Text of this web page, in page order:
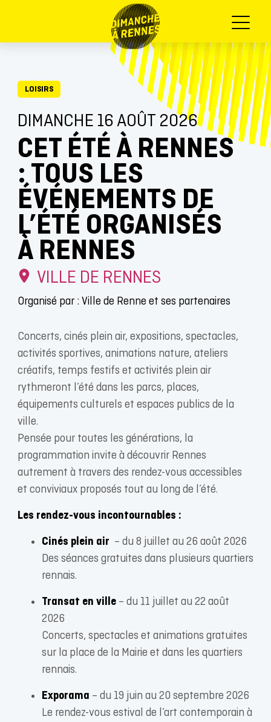
Menu
LOISIRS
DIMANCHE 16 AOÛT 2026
CET ÉTÉ À RENNES
: TOUS LES
ÉVÉNEMENTS DE
L’ÉTÉ ORGANISÉS
À RENNES
VILLE DE RENNES
Organisé par : Ville de Renne et ses partenaires
Concerts, cinés plein air, expositions, spectacles,
activités sportives, animations nature, ateliers
créatifs, temps festifs et activités plein air
rythmeront l’été dans les parcs, places,
équipements culturels et espaces publics de la
ville.
Pensée pour toutes les générations, la
programmation invite à découvrir Rennes
autrement à travers des rendez-vous accessibles
et conviviaux proposés tout au long de l’été.
Les rendez-vous incontournables :
Cinés plein air – du 8 juillet au 26 août 2026
Des séances gratuites dans plusieurs quartiers
rennais.
Transat en ville– du 11 juillet au 22 août
2026
Concerts, spectacles et animations gratuites
sur la place de la Mairie et dans les quartiers
rennais.
Exporama – du 19 juin au 20 septembre 2026
Le rendez-vous estival de l’art contemporain à